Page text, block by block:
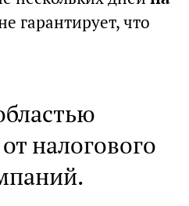
гарантирует, что
налогового